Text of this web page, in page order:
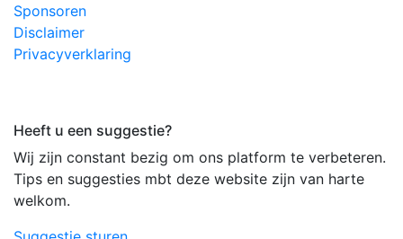
Sponsoren
Disclaimer
Privacyverklaring
Heeft u een suggestie?
Wij zijn constant bezig om ons platform te verbeteren.
Tips en suggesties mbt deze website zijn van harte
welkom.